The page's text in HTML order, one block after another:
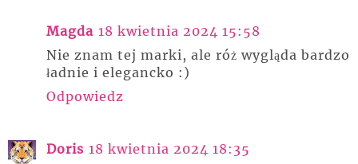
Magda 18 kwietnia 2024 15:58
Nie znam tej marki, ale róż wygląda bardzo
ładnie i elegancko :)
Odpowiedz
Doris 18 kwietnia 2024 18:35